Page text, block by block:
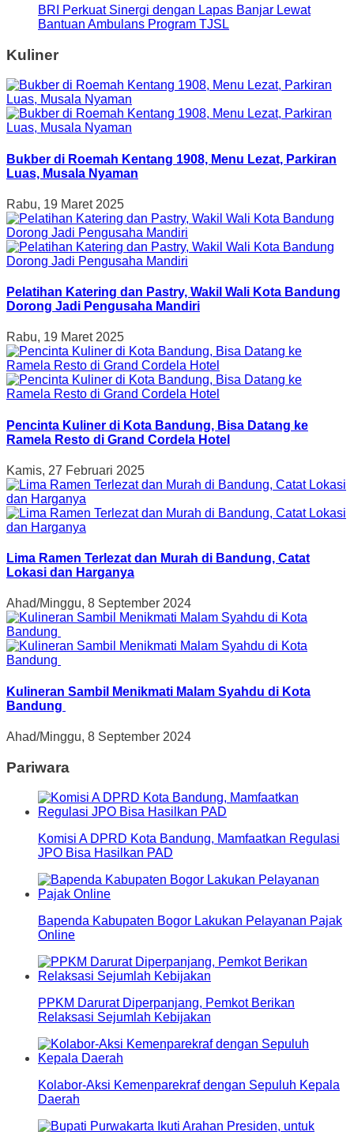
BRI Perkuat Sinergi dengan Lapas Banjar Lewat
Bantuan Ambulans Program TJSL
Kuliner
Bukber di Roemah Kentang 1908, Menu Lezat, Parkiran
Luas, Musala Nyaman
Rabu, 19 Maret 2025
Pelatihan Katering dan Pastry, Wakil Wali Kota Bandung
Dorong Jadi Pengusaha Mandiri
Rabu, 19 Maret 2025
Pencinta Kuliner di Kota Bandung, Bisa Datang ke
Ramela Resto di Grand Cordela Hotel
Kamis, 27 Februari 2025
Lima Ramen Terlezat dan Murah di Bandung, Catat
Lokasi dan Harganya
Ahad/Minggu, 8 September 2024
Kulineran Sambil Menikmati Malam Syahdu di Kota
Bandung
Ahad/Minggu, 8 September 2024
Pariwara
Komisi A DPRD Kota Bandung, Mamfaatkan Regulasi
JPO Bisa Hasilkan PAD
Bapenda Kabupaten Bogor Lakukan Pelayanan Pajak
Online
PPKM Darurat Diperpanjang, Pemkot Berikan
Relaksasi Sejumlah Kebijakan
Kolabor-Aksi Kemenparekraf dengan Sepuluh Kepala
Daerah